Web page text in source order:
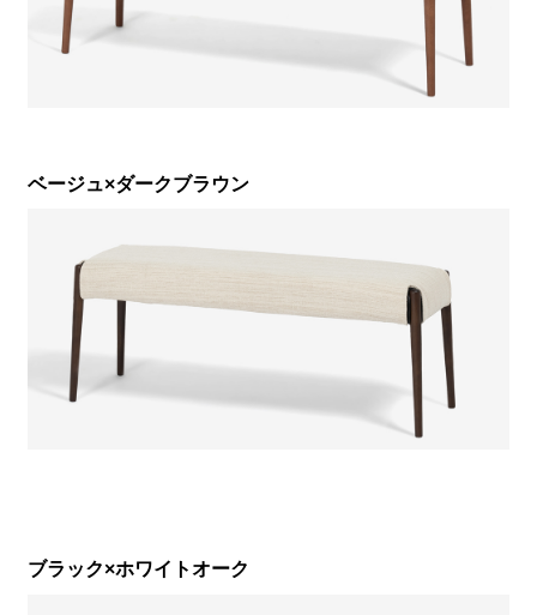
ベージュ×ダークブラウン
ブラック×ホワイトオーク